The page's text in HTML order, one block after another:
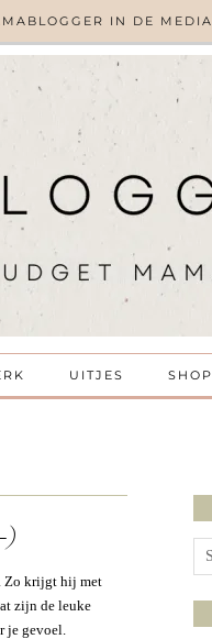
IN DE MEDIA
UITJES SHOP
)
Zo krijgt hij met
zijn de leuke
je gevoel.